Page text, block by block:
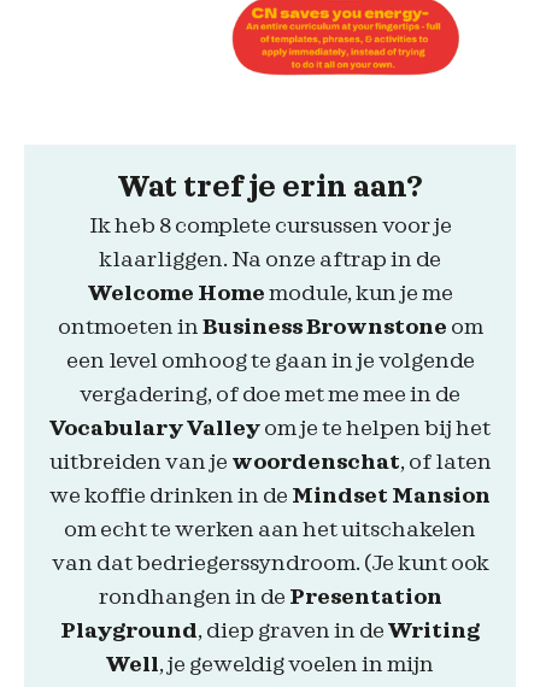
Wat tref je erin aan?
Ik heb 8 complete cursussen voor je
klaarliggen. Na onze aftrap in de
Welcome Home module, kun je me
ontmoeten in Business Brownstone om
een level omhoog te gaan in je volgende
vergadering, of doe met me mee in de
Vocabulary Valley om je te helpen bij het
uitbreiden van je woordenschat, of laten
we koffie drinken in de Mindset Mansion
om echt te werken aan het uitschakelen
van dat bedriegerssyndroom. (Je kunt ook
rondhangen in de Presentation
Playground, diep graven in de Writing
Well, je geweldig voelen in mijn